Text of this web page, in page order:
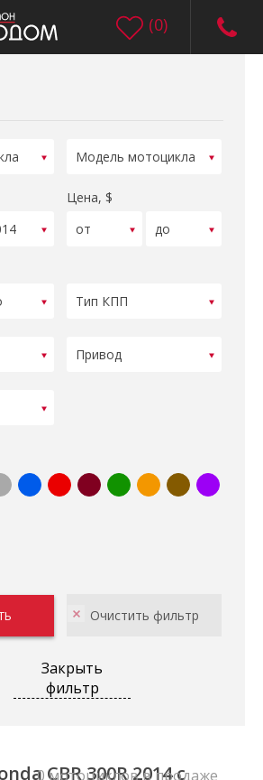
(0)
Цена, $
Закрыть
фильтр
CBR 300R 2014 с
0 мотоциклов в продаже